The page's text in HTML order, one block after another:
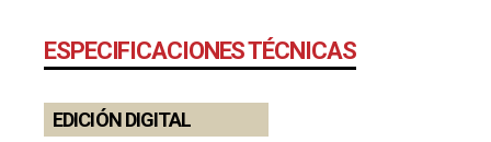
ESPECIFICACIONES TÉCNICAS
EDICIÓN DIGITAL